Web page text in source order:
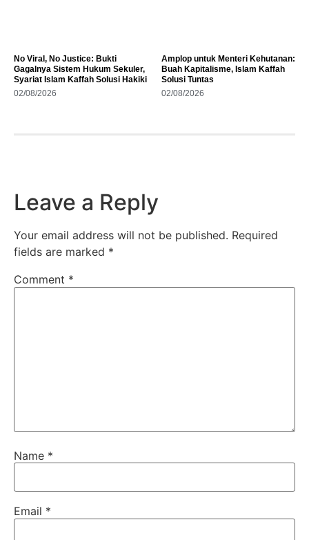
No Viral, No Justice: Bukti
Gagalnya Sistem Hukum Sekuler,
Syariat Islam Kaffah Solusi Hakiki
02/08/2026
Amplop untuk Menteri Kehutanan:
Buah Kapitalisme, Islam Kaffah
Solusi Tuntas
02/08/2026
Leave a Reply
Your email address will not be published. Required
fields are marked *
Comment *
Name *
Email *